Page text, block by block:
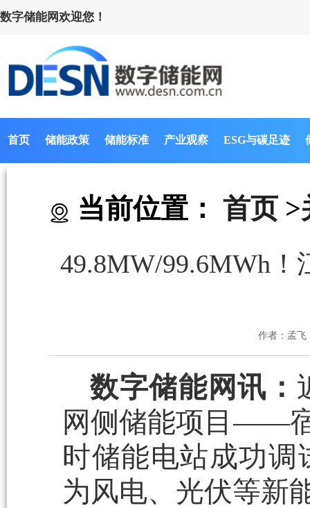
数字储能网欢迎您！
首页 储能政策 储能标准 产业观察 ESG与碳足迹
当前位置： 首页 >
49.8MW/99.6MWh
作者：孟飞
数字储能网讯：
网侧储能项目——
时储能电站成功
为风电、光伏等新